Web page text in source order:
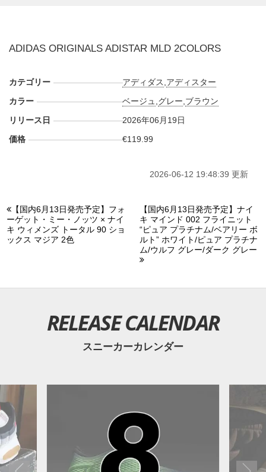
ー"は、濃淡のグレーでアッパー全体をまとめ、メタリック
イボリーのソールが全体を軽やかに見せ、2000年代ランニン
き締めている。
海外では2026年6月19日よりアディダス取扱店にて発売予
BROWN(KH6407)
■GREY THREE/GREY/GREY TWO(KH8334)
ADIDAS ORIGINALS ADISTAR MLD 2COLORS
カテゴリー アディダス アディスター
カラー
ベージュ グレー ブラウン
リリース日
2026年06月19日
価格
€119.99
2026-06-12 19:48:39 更新
【国内6月13日発売予定】フォ
ーゲット・ミー・ノッツ × ナイ
キ ウィメンズ トータル 90 ショ
ックス マジア 2色
【国内6月13日発売予定】ナイ
キ マインド 002 フライニット
“ピュア プラチナム/ベアリー ボ
ルト” ホワイト/ピュア プラチナ
ム/ウルフ グレー/ダーク グレー
RELEASE CALENDAR
スニーカーカレンダー